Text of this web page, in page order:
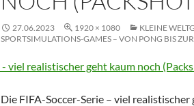
27.06.2023 1920 × 1080
KLEINE
SPORTSIMULATIONS-GAMES – VON PONG BIS
Die FIFA-Soccer-Serie – viel